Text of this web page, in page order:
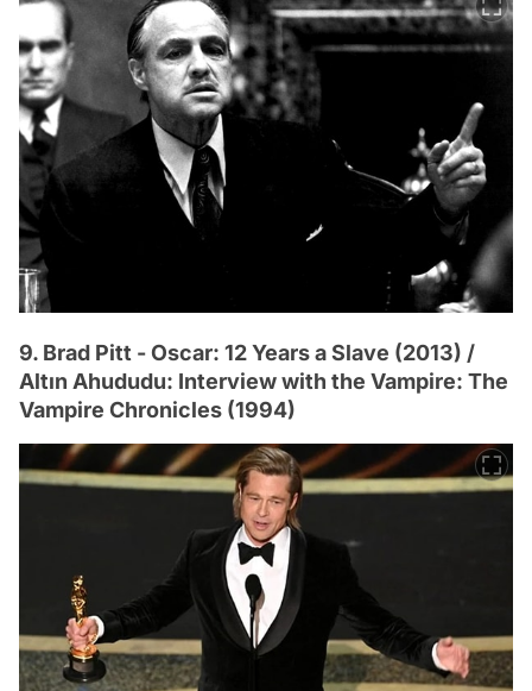
9. Brad Pitt - Oscar: 12 Years a Slave (2013) /
Altın Ahududu: Interview with the Vampire: The
Vampire Chronicles (1994)